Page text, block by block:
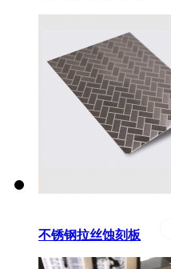
不锈钢拉丝蚀刻板